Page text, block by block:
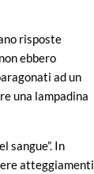
risposte
ebbero
ad un
una lampadina
sangue”. In
atteggiamenti